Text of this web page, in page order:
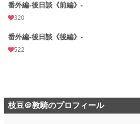
番外編-後日談《前編》-
320
番外編-後日談《後編》-
522
枝豆＠敦騎のプロフィール